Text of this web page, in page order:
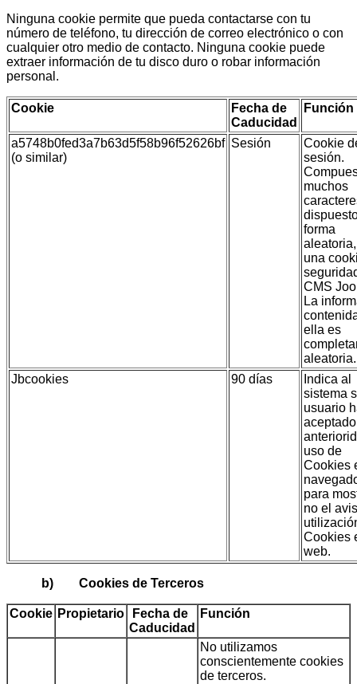
Ninguna cookie permite que pueda contactarse con tu
número de teléfono, tu dirección de correo electrónico o con
cualquier otro medio de contacto. Ninguna cookie puede
extraer información de tu disco duro o robar información
personal.
Cookie
Fecha de
Caducidad
Función
a5748b0fed3a7b63d5f58b96f52626bf
(o similar)
Sesión
Cookie
sesión.
muchos
forma
una
CMS
La
ella es
aleatoria.
Jbcookies
90 días
Indica al
sistema
usuario
uso de
Cookies
para
no el
Cookies
web.
b) Cookies de Terceros
Cookie Propietario
Fecha de
Caducidad
Función
No utilizamos
conscientemente cookies
de terceros.